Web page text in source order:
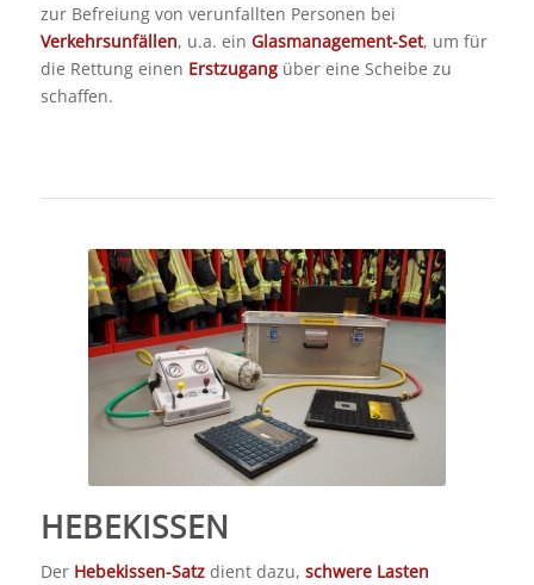
zur Befreiung von verunfallten Personen bei
Verkehrsunfällen, u.a. ein Glasmanagement-Set, um für
die Rettung einen Erstzugangüber eine Scheibe zu
schaffen.
HEBEKISSEN
Der Hebekissen-Satzdient dazu, schwere Lasten